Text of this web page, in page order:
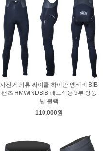
자전거 의류 싸이클 하이만 엠티비 BIB
팬츠 HMWINDBiB 패드적용 9부 방풍
빕 블랙
110,000원